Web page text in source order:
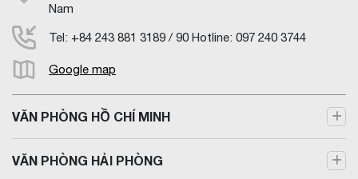
Nam
Tel: +84 243 881 3189 / 90 Hotline: 097 240 3744
Google map
VĂN PHÒNG HỒ CHÍ MINH
VĂN PHÒNG HẢI PHÒNG